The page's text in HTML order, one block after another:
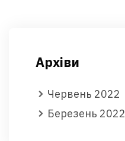
Архіви
Червень 2022
Березень 2022